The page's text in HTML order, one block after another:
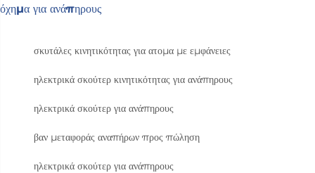
όχημα για ανάπηρους
σκυτάλες κινητικότητας για ατομα με εμφάνειες
ηλεκτρικά σκούτερ κινητικότητας για ανάπηρους
ηλεκτρικά σκούτερ για ανάπηρους
βαν μεταφοράς αναπήρων προς πώληση
ηλεκτρικά σκούτερ για ανάπηρους